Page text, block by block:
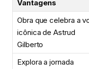
Vantagens
Obra que celebra a
icônica de Astrud
Gilberto
Explora a jornada